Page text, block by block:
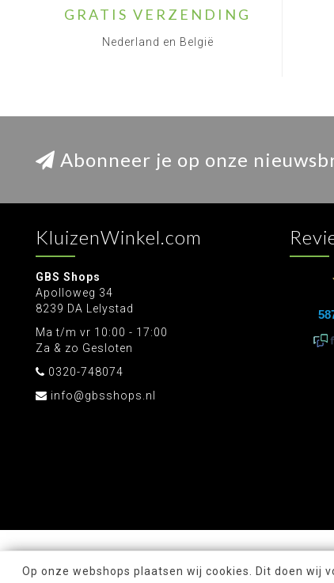
GRATIS VERZENDING
Nederland en België
Abonneer je op onze
KluizenWinkel.com
GBS Shops
Apolloweg 34
8239 DA Lelystad
Ma t/m vr 10:00 - 17:00
Za & zo Gesloten
0320-748074
info@gbsshops.nl
Op onze webshops plaatsen wij cookies. Dit doen